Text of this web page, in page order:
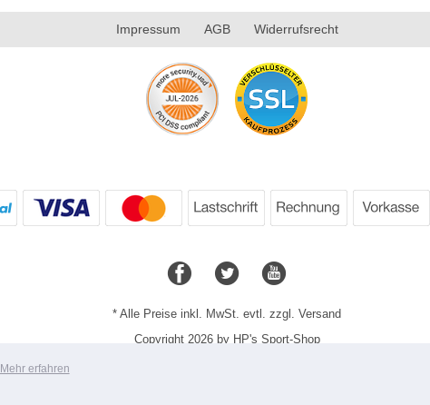
Mehr erfahren
Impressum AGB Widerrufsrecht
* Alle Preise inkl. MwSt. evtl. zzgl. Versand
Copyright 2026 by HP's Sport-Shop